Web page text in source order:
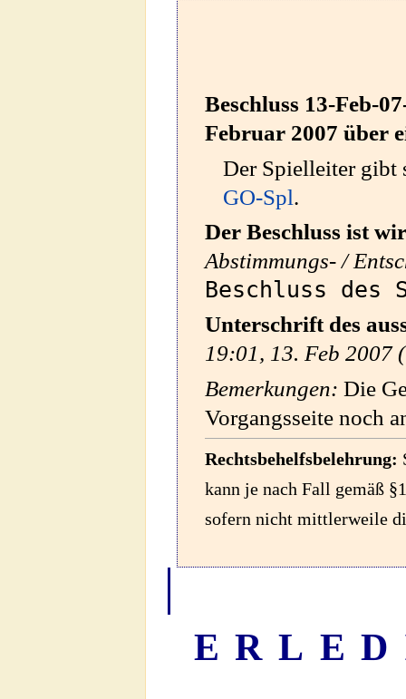
Beschluss 13-Feb-
Februar 2007 über
Der Spielleiter gibt
GO-Spl.
Der Beschluss ist
Abstimmungs- /
Beschluss
Unterschrift des
19:01, 13. Feb 2007
Bemerkungen: Die
Vorgangsseite noch
Rechtsbehelfsbelehrung:
kann je nach Fall gemäß
sofern nicht mittlerweile